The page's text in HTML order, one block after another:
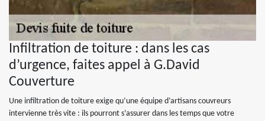
Infiltration de toiture : dans les cas
d’urgence, faites appel à G.David
Couverture
Une infiltration de toiture exige qu’une équipe d’artisans couvreurs
intervienne très vite : ils pourront s’assurer dans les temps que votre